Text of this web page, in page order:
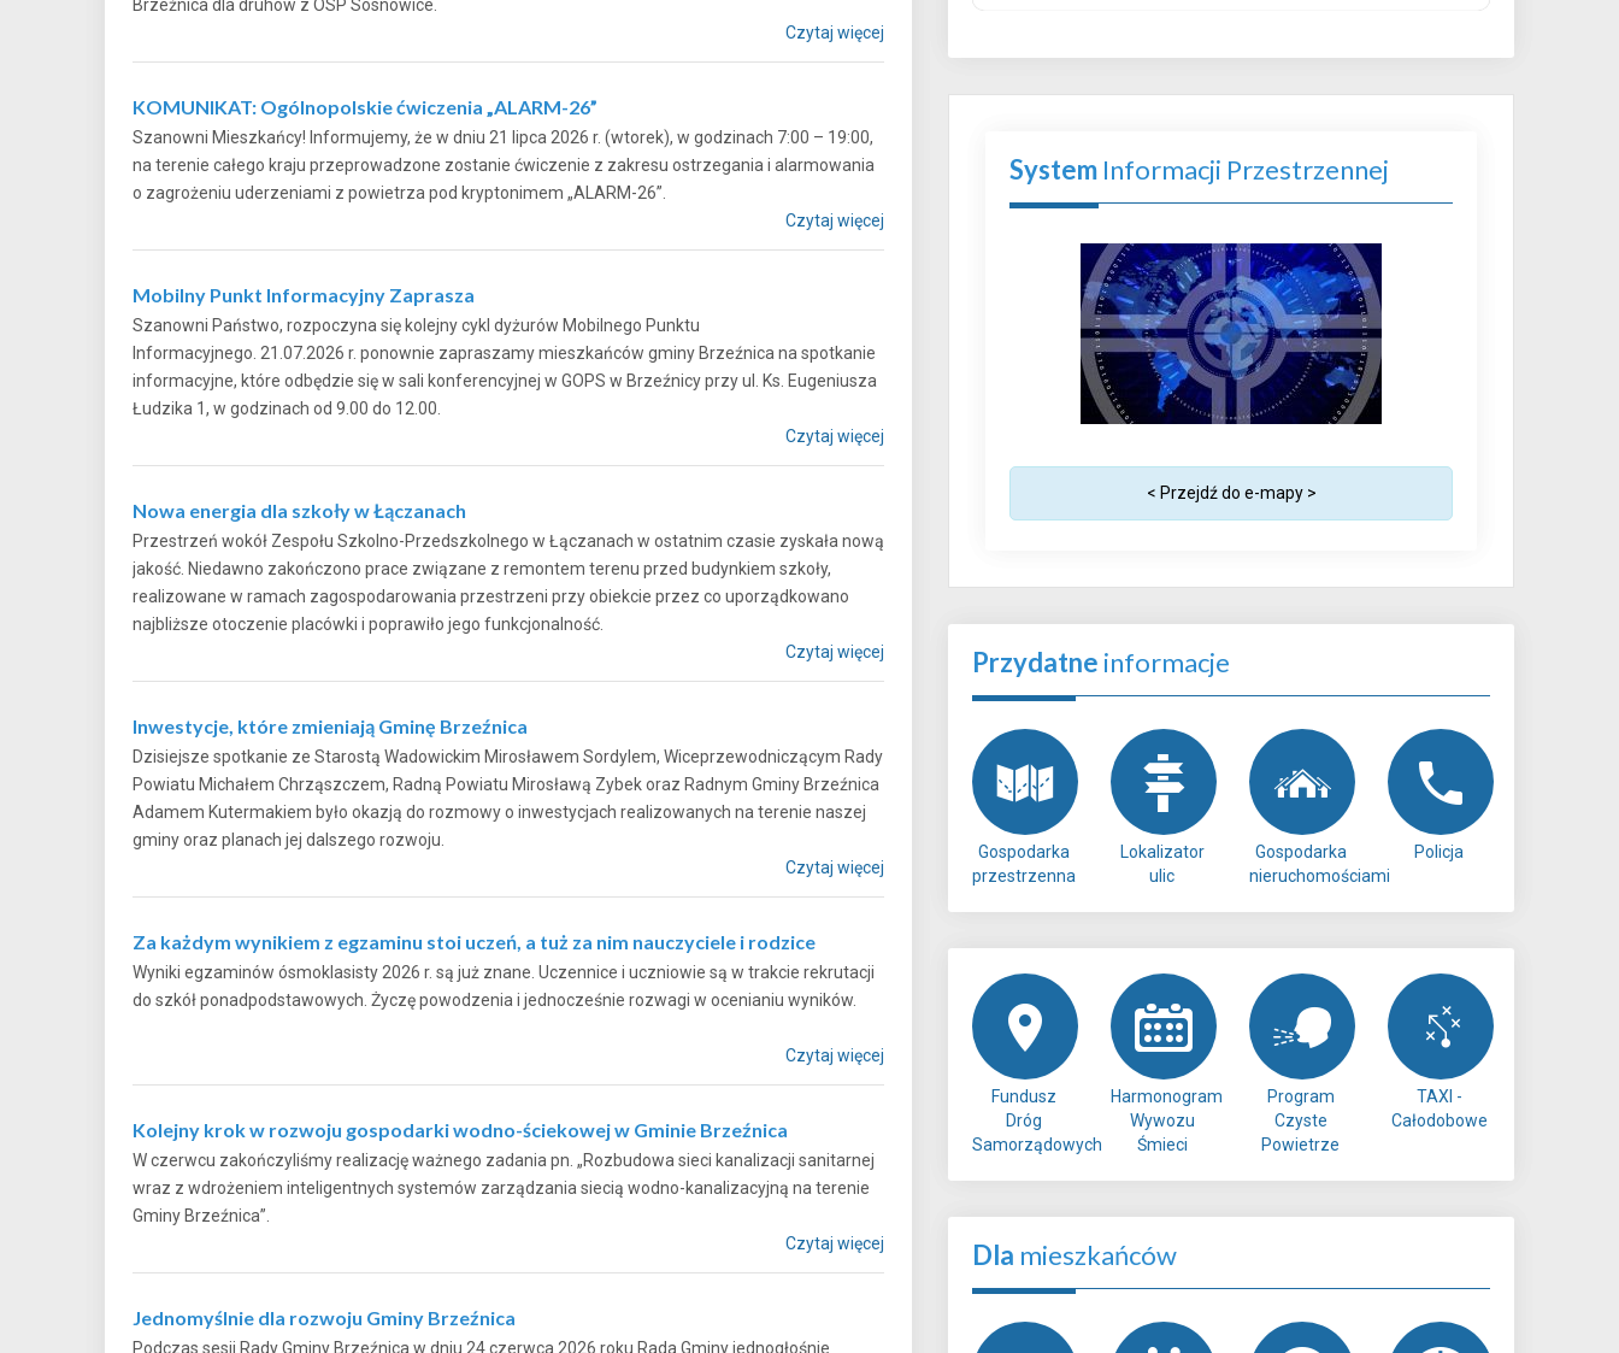
Brzeźnica dla druhów z OSP Sosnowice.
Czytaj więcej
KOMUNIKAT: Ogólnopolskie ćwiczenia „ALARM-26”
Szanowni Mieszkańcy! Informujemy, że w dniu 21 lipca 2026 r. (wtorek), w godzinach 7:00 – 19:00,
na terenie całego kraju przeprowadzone zostanie ćwiczenie z zakresu ostrzegania i alarmowania
o zagrożeniu uderzeniami z powietrza pod kryptonimem „ALARM-26”.
Czytaj więcej
Mobilny Punkt Informacyjny Zaprasza
Szanowni Państwo, rozpoczyna się kolejny cykl dyżurów Mobilnego Punktu
Informacyjnego. 21.07.2026 r. ponownie zapraszamy mieszkańców gminy Brzeźnica na spotkanie
informacyjne, które odbędzie się w sali konferencyjnej w GOPS w Brzeźnicy przy ul. Ks. Eugeniusza
Łudzika 1, w godzinach od 9.00 do 12.00.
Czytaj więcej
Nowa energia dla szkoły w Łączanach
Przestrzeń wokół Zespołu Szkolno-Przedszkolnego w Łączanach w ostatnim czasie zyskała nową
jakość. Niedawno zakończono prace związane z remontem terenu przed budynkiem szkoły,
realizowane w ramach zagospodarowania przestrzeni przy obiekcie przez co uporządkowano
najbliższe otoczenie placówki i poprawiło jego funkcjonalność.
Czytaj więcej
Inwestycje, które zmieniają Gminę Brzeźnica
Dzisiejsze spotkanie ze Starostą Wadowickim Mirosławem Sordylem, Wiceprzewodniczącym Rady
Powiatu Michałem Chrząszczem, Radną Powiatu Mirosławą Zybek oraz Radnym Gminy Brzeźnica
Adamem Kutermakiem było okazją do rozmowy o inwestycjach realizowanych na terenie naszej
gminy oraz planach jej dalszego rozwoju.
Czytaj więcej
Za każdym wynikiem z egzaminu stoi uczeń, a tuż za nim nauczyciele i rodzice
Wyniki egzaminów ósmoklasisty 2026 r. są już znane. Uczennice i uczniowie są w trakcie rekrutacji
do szkół ponadpodstawowych. Życzę powodzenia i jednocześnie rozwagi w ocenianiu wyników.
Czytaj więcej
Kolejny krok w rozwoju gospodarki wodno-ściekowej w Gminie Brzeźnica
W czerwcu zakończyliśmy realizację ważnego zadania pn. „Rozbudowa sieci kanalizacji sanitarnej
wraz z wdrożeniem inteligentnych systemów zarządzania siecią wodno-kanalizacyjną na terenie
Gminy Brzeźnica”.
Czytaj więcej
Jednomyślnie dla rozwoju Gminy Brzeźnica
Podczas sesji Rady Gminy Brzeźnica w dniu 24 czerwca 2026 roku Rada Gminy jednogłośnie
System Informacji Przestrzennej
< Przejdź do e-mapy >
Przydatne informacje
Gospodarka
przestrzenna
Lokalizator
ulic
Gospodarka
nieruchomościami
Policja
Fundusz
Dróg
Samorządowych
Harmonogram
Wywozu
Śmieci
Program
Czyste
Powietrze
TAXI -
Całodobowe
Dla mieszkańców